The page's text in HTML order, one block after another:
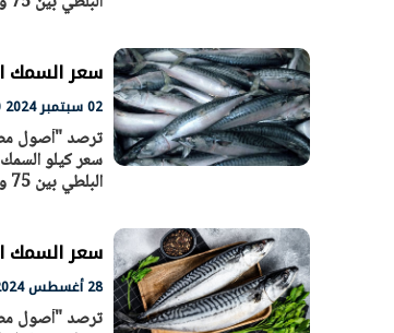
سعر السمك اليوم الاثنين
02 سبتمبر 2024 08:30 ص
البلطي بين 75 و79 جنيها. سجل سعر كيلو السمك قشر البياض بين 150 جنيها و220 جنيهًا. سجل سعر كيلو
سعر السمك اليوم
28 أغسطس 2024 10:01 ص